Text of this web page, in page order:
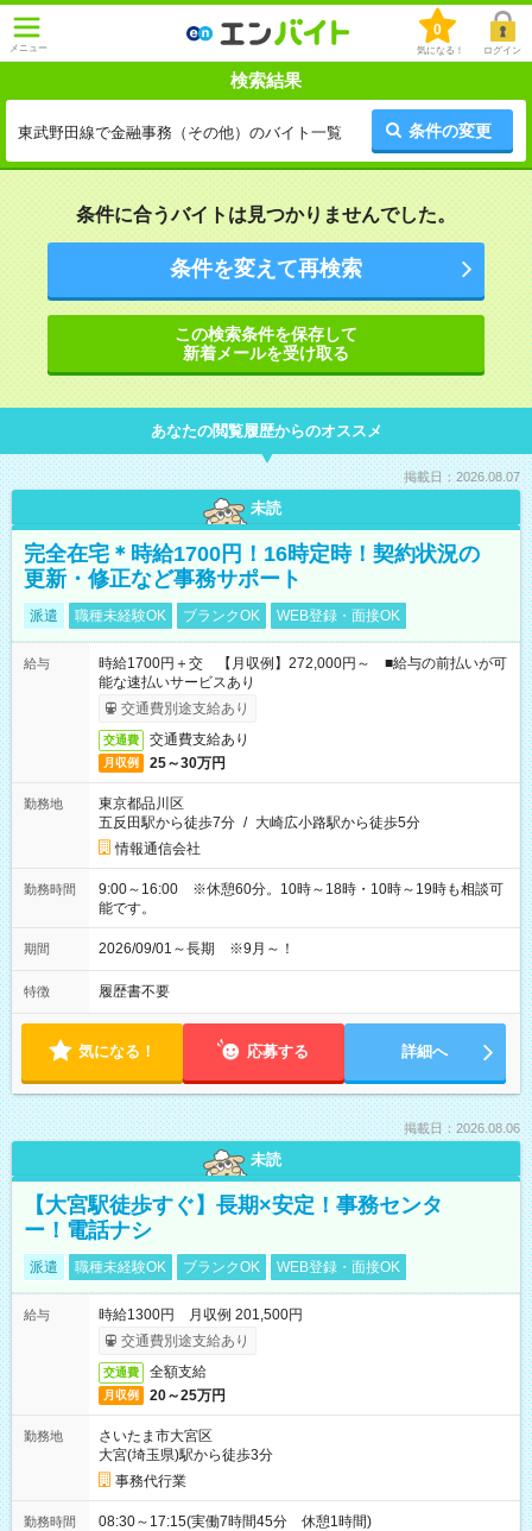
メニュー
0
気になる！ ログイン
検索結果
東武野田線で金融事務（その他）のバイト一覧 条件の変更
条件に合うバイトは見つかりませんでした。
条件を変えて再検索
この検索条件を保存して
新着メールを受け取る
あなたの閲覧履歴からのオススメ
掲載日：2026.08.07
未読
完全在宅＊時給1700円！16時定時！契約状況の
更新・修正など事務サポート
派遣 職種未経験OK ブランクOK WEB登録・面接OK
給与
時給1700円＋交 【月収例】272,000円～ ■給与の前払いが可
能な速払いサービスあり
交通費別途支給あり
交通費 交通費支給あり
月収例 25～30万円
勤務地
東京都品川区
五反田駅から徒歩7分 / 大崎広小路駅から徒歩5分
情報通信会社
勤務時間
9:00～16:00 ※休憩60分。10時～18時・10時～19時も相談可
能です。
期間 2026/09/01～長期 ※9月～！
特徴 履歴書不要
気になる！ 応募する 詳細へ
掲載日：2026.08.06
未読
【大宮駅徒歩すぐ】長期×安定！事務センタ
ー！電話ナシ
派遣 職種未経験OK ブランクOK WEB登録・面接OK
給与
時給1300円 月収例 201,500円
交通費別途支給あり
交通費 全額支給
月収例 20～25万円
勤務地
さいたま市大宮区
大宮(埼玉県)駅から徒歩3分
事務代行業
勤務時間 08:30～17:15(実働7時間45分 休憩1時間)